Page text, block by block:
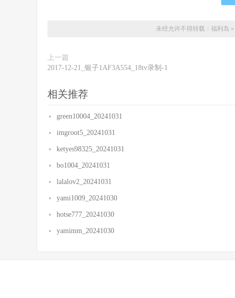
未经允许不得转载： 福利岛 »
上一篇
2017-12-21_银子1AF3A554_18tv录制-1
相关推荐
green10004_20241031
imgroot5_20241031
ketyes98325_20241031
bo1004_20241031
lalalov2_20241031
yami1009_20241030
hotse777_20241030
yamimm_20241030